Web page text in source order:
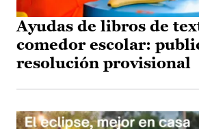
Ayudas de libros de
comedor escolar:
resolución provisional